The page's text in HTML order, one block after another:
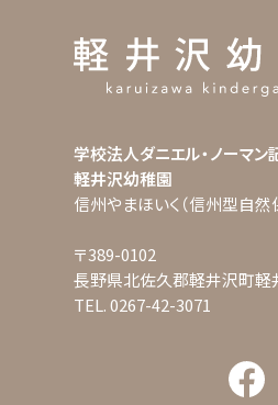
学校法人ダニエル・ノーマン
軽井沢幼稚園
信州やまほいく（信州型自
〒389-0102
長野県北佐久郡軽井沢町軽
TEL. 0267-42-3071